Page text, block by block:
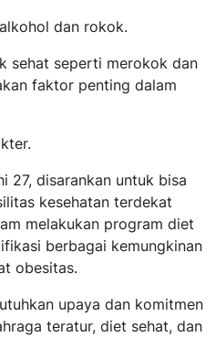
dan rokok.
sehat seperti merokok dan
faktor penting dalam
27, disarankan untuk bisa
kesehatan terdekat
melakukan program diet
berbagai kemungkinan
obesitas.
upaya dan komitmen
teratur, diet sehat, dan